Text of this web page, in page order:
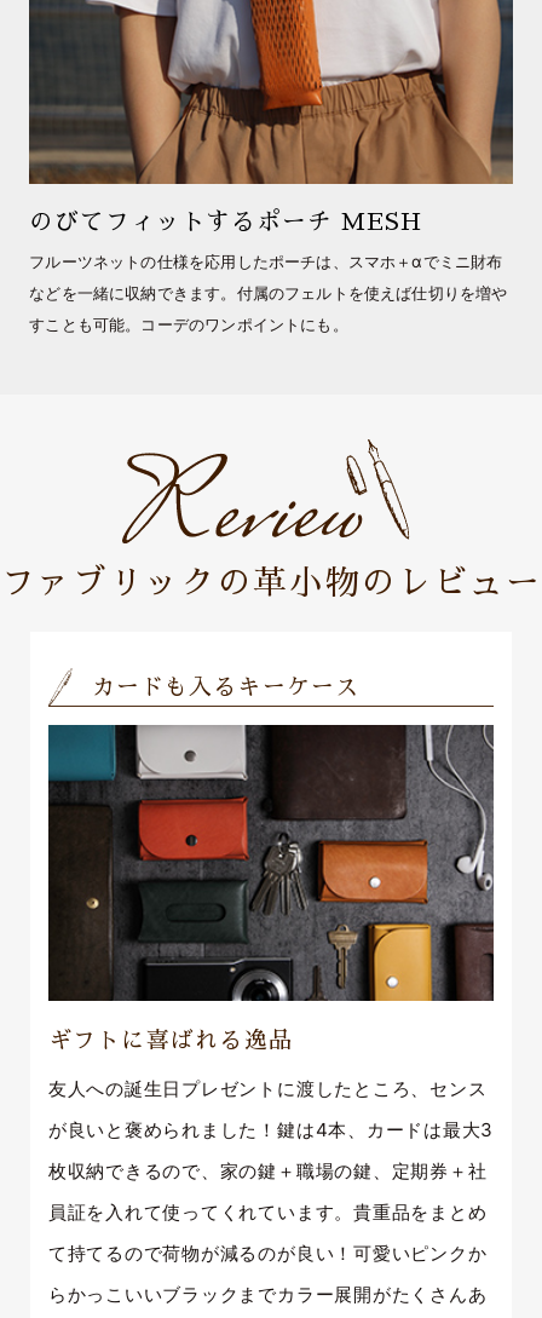
のびてフィットするポーチ MESH
フルーツネットの仕様を応用したポーチは、スマホ＋αでミニ財布
などを一緒に収納できます。付属のフェルトを使えば仕切りを増や
すことも可能。コーデのワンポイントにも。
ファブリックの革小物のレビュー
カードも入るキーケース
ギフトに喜ばれる逸品
友人への誕生日プレゼントに渡したところ、センス
が良いと褒められました！鍵は4本、カードは最大3
枚収納できるので、家の鍵＋職場の鍵、定期券＋社
員証を入れて使ってくれています。貴重品をまとめ
て持てるので荷物が減るのが良い！可愛いピンクか
らかっこいいブラックまでカラー展開がたくさんあ